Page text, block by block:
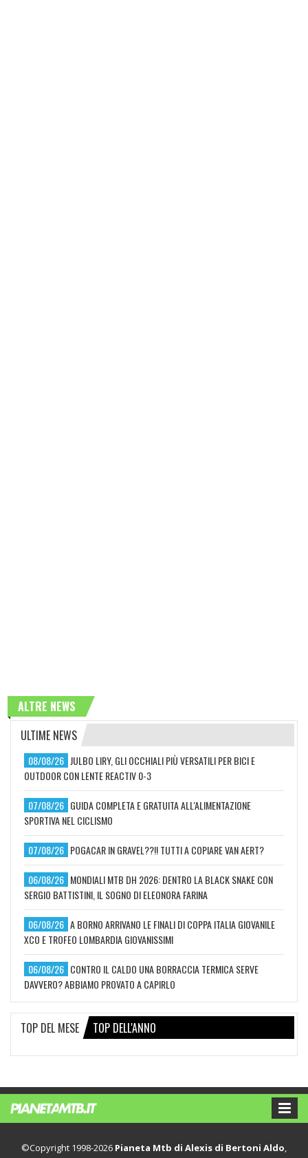
ALTRE NEWS
ULTIME NEWS
08/08/26 JULBO LIRY, GLI OCCHIALI PIÙ VERSATILI PER BICI E
OUTDOOR CON LENTE REACTIV 0-3
07/08/26 GUIDA COMPLETA E GRATUITA ALL'ALIMENTAZIONE
SPORTIVA NEL CICLISMO
07/08/26 POGACAR IN GRAVEL??!! TUTTI A COPIARE VAN AERT?
06/08/26 MONDIALI MTB DH 2026: DENTRO LA BLACK SNAKE CON
SERGIO BATTISTINI, IL SOGNO DI ELEONORA FARINA
06/08/26 A BORNO ARRIVANO LE FINALI DI COPPA ITALIA GIOVANILE
XCO E TROFEO LOMBARDIA GIOVANISSIMI
06/08/26 CONTRO IL CALDO UNA BORRACCIA TERMICA SERVE
DAVVERO? ABBIAMO PROVATO A CAPIRLO
TOP DEL MESE TOP DELL'ANNO
©Copyright 1998-2026 Pianeta Mtb di Alexis di Bertoni Aldo